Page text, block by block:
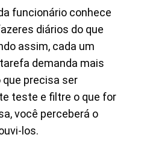
funcionário conhece
diários do que
assim, cada um
demanda mais
precisa ser
teste e filtre o que for
você perceberá o
los.